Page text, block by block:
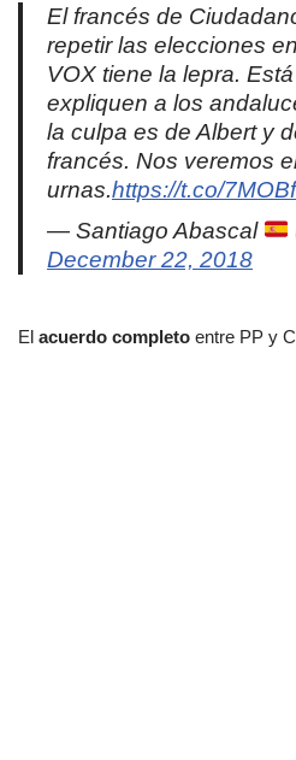
El francés de
repetir las elecciones
VOX tiene la lepra.
expliquen a los
la culpa es de Albert y
francés. Nos veremos
urnas.https://t.co/
— Santiago Abascal
December 22, 2018
El acuerdo completo entre PP y